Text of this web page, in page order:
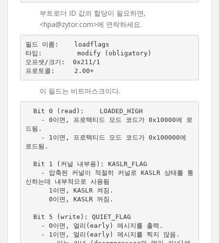
부트로더 ID 값의 할당이 필요하면,
<hpa@zytor.com>에 연락하세요.
필드 이름:    loadflags
타입:         modify (obligatory)
오프셋/크기:  0x211/1
프로토콜:     2.00+
이 필드는 비트마스크이다.
드됨.
로드됨.
신하는데 내부적으로 사용됨